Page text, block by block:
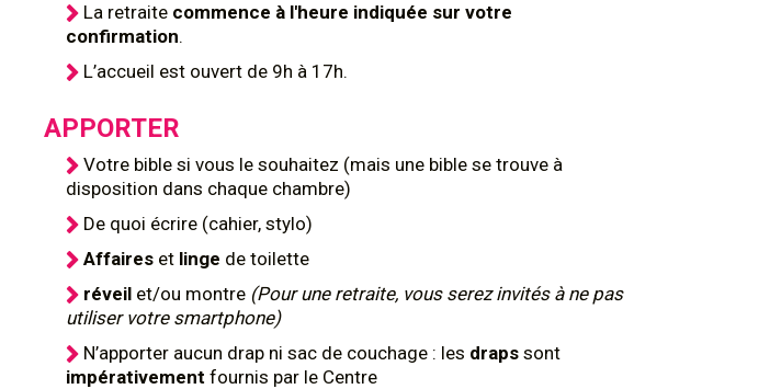
La retraite commence à l'heure indiquée sur votre
confirmation.
L’accueil est ouvert de 9h à 17h.
APPORTER
Votre bible si vous le souhaitez (mais une bible se trouve à
disposition dans chaque chambre)
De quoi écrire (cahier, stylo)
Affaires et linge de toilette
réveil et/ou montre (Pour une retraite, vous serez invités à ne pas
utiliser votre smartphone)
N’apporter aucun drap ni sac de couchage : les draps sont
impérativement fournis par le Centre